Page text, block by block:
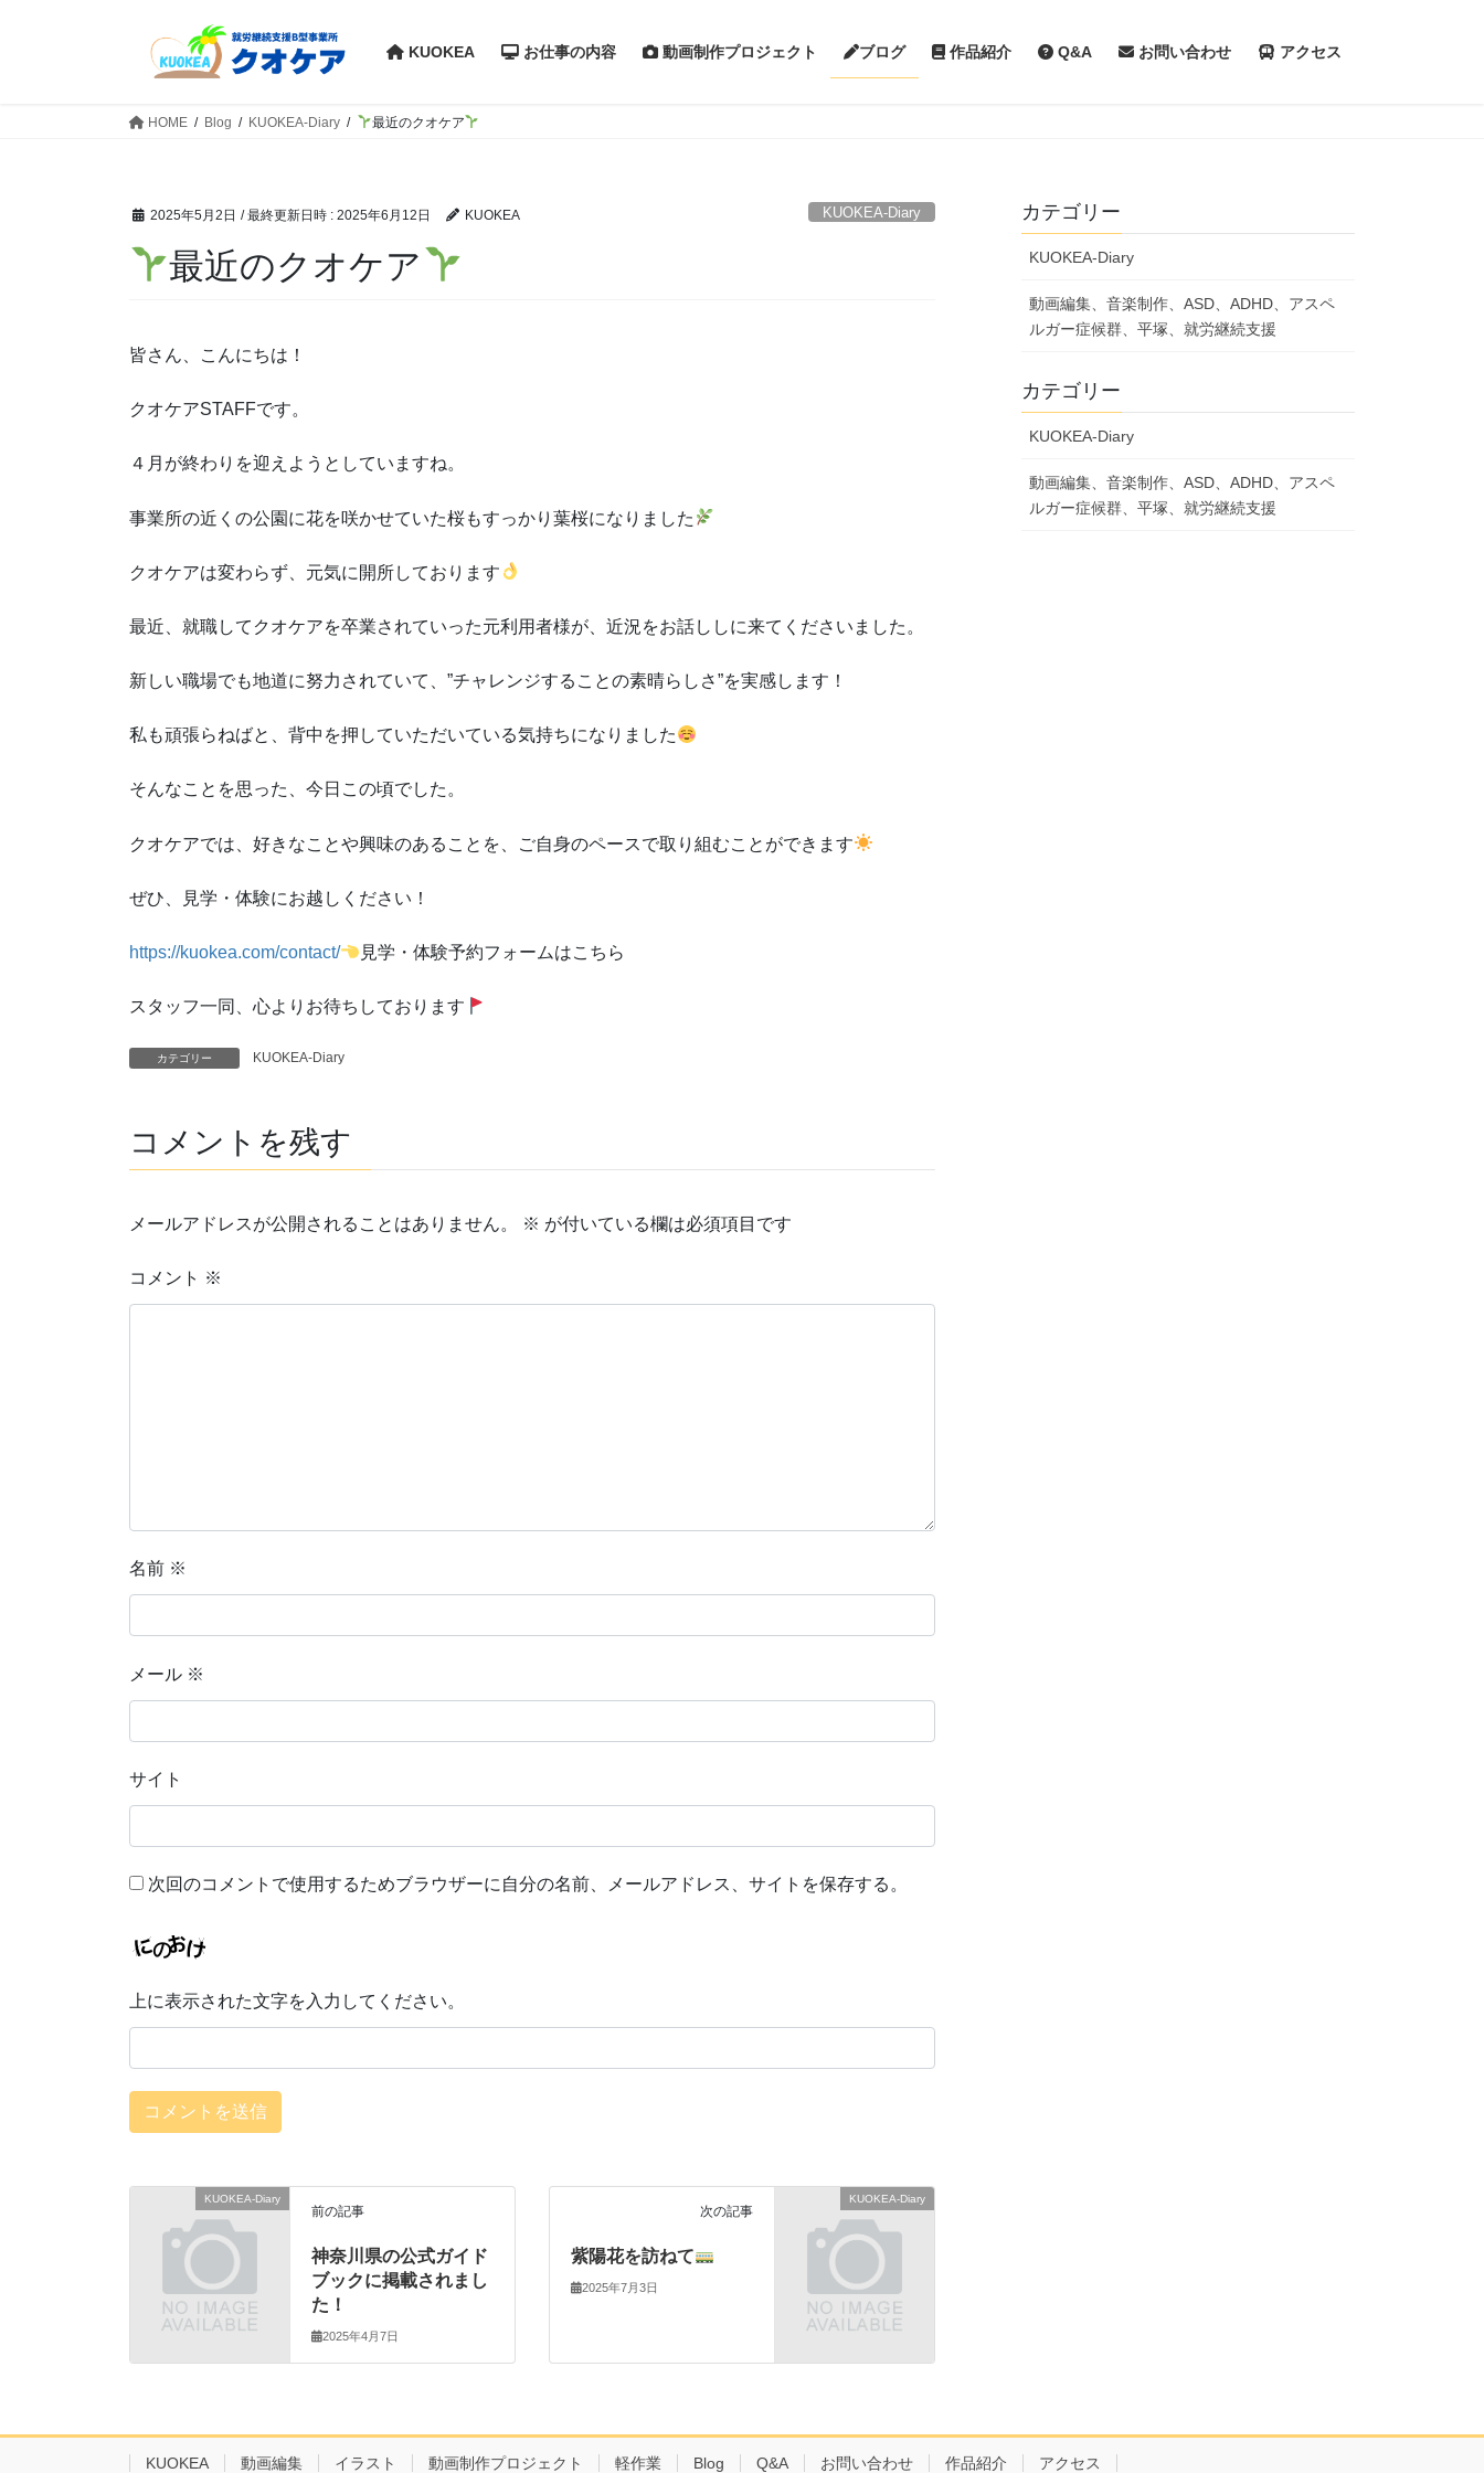
KUOKEA お仕事の内容 動画制作プロジェクト ブログ 作品紹介 Q&A お問い合わせ アクセス
HOME Blog KUOKEA-Diary 最近のクオケア
2025年5月2日 / 最終更新日時 : 2025年6月12日 KUOKEA KUOKEA-Diary
最近のクオケア
皆さん、こんにちは！
クオケアSTAFFです。
４月が終わりを迎えようとしていますね。
事業所の近くの公園に花を咲かせていた桜もすっかり葉桜になりました
クオケアは変わらず、元気に開所しております
最近、就職してクオケアを卒業されていった元利用者様が、近況をお話ししに来てくださいました。
新しい職場でも地道に努力されていて、”チャレンジすることの素晴らしさ”を実感します！
私も頑張らねばと、背中を押していただいている気持ちになりました
そんなことを思った、今日この頃でした。
クオケアでは、好きなことや興味のあることを、ご自身のペースで取り組むことができます
ぜひ、見学・体験にお越しください！
https://kuokea.com/contact/ 見学・体験予約フォームはこちら
スタッフ一同、心よりお待ちしております
カテゴリー KUOKEA-Diary
コメントを残す
メールアドレスが公開されることはありません。 ※ が付いている欄は必須項目です
コメント ※
名前 ※
メール ※
サイト
次回のコメントで使用するためブラウザーに自分の名前、メールアドレス、サイトを保存する。
上に表示された文字を入力してください。
KUOKEA-Diary
前の記事
神奈川県の公式ガイド
ブックに掲載されまし
た！
2025年4月7日
KUOKEA-Diary
次の記事
紫陽花を訪ねて
2025年7月3日
カテゴリー
KUOKEA-Diary
動画編集、音楽制作、ASD、ADHD、アスペ
ルガー症候群、平塚、就労継続支援
カテゴリー
KUOKEA-Diary
動画編集、音楽制作、ASD、ADHD、アスペ
ルガー症候群、平塚、就労継続支援
KUOKEA 動画編集 イラスト 動画制作プロジェクト 軽作業 Blog Q&A お問い合わせ 作品紹介 アクセス